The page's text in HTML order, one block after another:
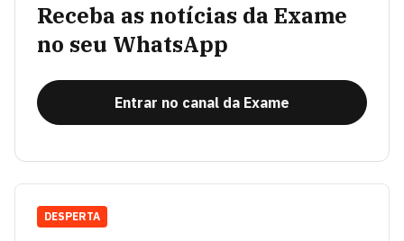
Receba as notícias da Exame
no seu WhatsApp
Entrar no canal da Exame
DESPERTA